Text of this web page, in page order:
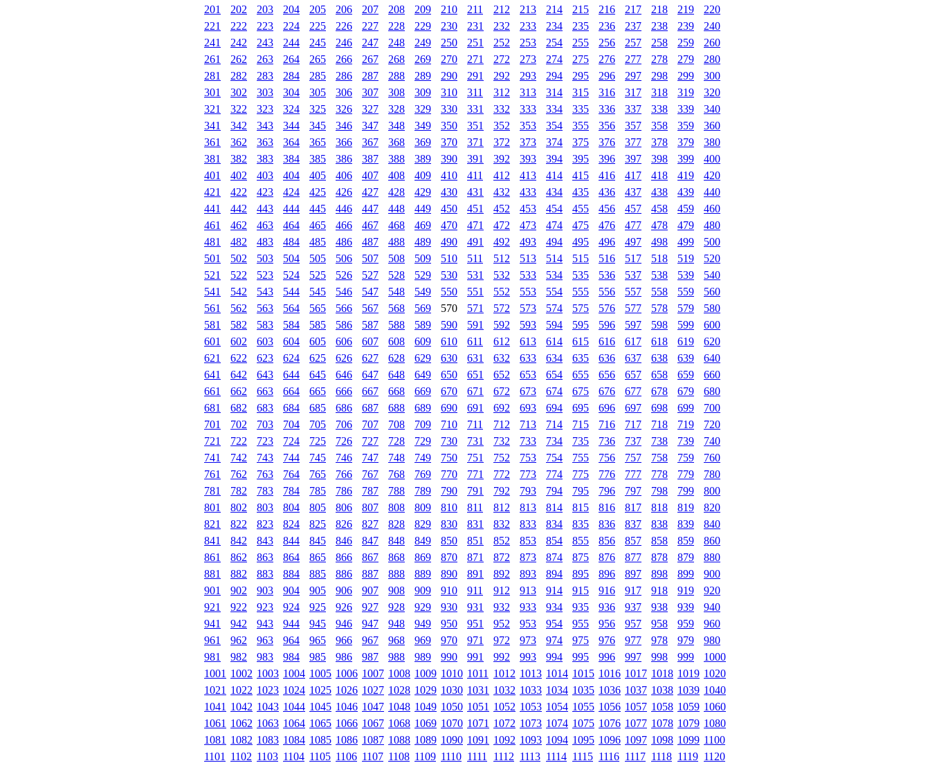
201
202 203 204 205 206 207 208 209 210 211 212 213 214 215 216 217 218 219
220
221
222 223 224 225 226 227 228 229 230 231 232 233 234 235 236 237 238 239
240
241
242 243 244 245 246 247 248 249 250 251 252 253 254 255 256 257 258 259
260
261
262 263 264 265 266 267 268 269 270 271 272 273 274 275 276 277 278 279
280
281
282 283 284 285 286 287 288 289 290 291 292 293 294 295 296 297 298 299
300
301
302 303 304 305 306 307 308 309 310 311 312 313 314 315 316 317 318 319
320
321
322 323 324 325 326 327 328 329 330 331 332 333 334 335 336 337 338 339
340
341
342 343 344 345 346 347 348 349 350 351 352 353 354 355 356 357 358 359
360
361
362 363 364 365 366 367 368 369 370 371 372 373 374 375 376 377 378 379
380
381
382 383 384 385 386 387 388 389 390 391 392 393 394 395 396 397 398 399
400
401
402 403 404 405 406 407 408 409 410 411 412 413 414 415 416 417 418 419
420
421
422 423 424 425 426 427 428 429 430 431 432 433 434 435 436 437 438 439
440
441
442 443 444 445 446 447 448 449 450 451 452 453 454 455 456 457 458 459
460
461
462 463 464 465 466 467 468 469 470 471 472 473 474 475 476 477 478 479
480
481
482 483 484 485 486 487 488 489 490 491 492 493 494 495 496 497 498 499
500
501
502 503 504 505 506 507 508 509 510 511 512 513 514 515 516 517 518 519
520
521
522 523 524 525 526 527 528 529 530 531 532 533 534 535 536 537 538 539
540
541
542 543 544 545 546 547 548 549 550 551 552 553 554 555 556 557 558 559
560
561
562 563 564 565 566 567 568 569 570 571 572 573 574 575 576 577 578 579
580
581
582 583 584 585 586 587 588 589 590 591 592 593 594 595 596 597 598 599
600
601
602 603 604 605 606 607 608 609 610 611 612 613 614 615 616 617 618 619
620
621
622 623 624 625 626 627 628 629 630 631 632 633 634 635 636 637 638 639
640
641
642 643 644 645 646 647 648 649 650 651 652 653 654 655 656 657 658 659
660
661
662 663 664 665 666 667 668 669 670 671 672 673 674 675 676 677 678 679
680
681
682 683 684 685 686 687 688 689 690 691 692 693 694 695 696 697 698 699
700
701
702 703 704 705 706 707 708 709 710 711 712 713 714 715 716 717 718 719
720
721
722 723 724 725 726 727 728 729 730 731 732 733 734 735 736 737 738 739
740
741
742 743 744 745 746 747 748 749 750 751 752 753 754 755 756 757 758 759
760
761
762 763 764 765 766 767 768 769 770 771 772 773 774 775 776 777 778 779
780
781
782 783 784 785 786 787 788 789 790 791 792 793 794 795 796 797 798 799
800
801
802 803 804 805 806 807 808 809 810 811 812 813 814 815 816 817 818 819
820
821
822 823 824 825 826 827 828 829 830 831 832 833 834 835 836 837 838 839
840
841
842 843 844 845 846 847 848 849 850 851 852 853 854 855 856 857 858 859
860
861
862 863 864 865 866 867 868 869 870 871 872 873 874 875 876 877 878 879
880
881
882 883 884 885 886 887 888 889 890 891 892 893 894 895 896 897 898 899
900
901
902 903 904 905 906 907 908 909 910 911 912 913 914 915 916 917 918 919
920
921
922 923 924 925 926 927 928 929 930 931 932 933 934 935 936 937 938 939
940
941
942 943 944 945 946 947 948 949 950 951 952 953 954 955 956 957 958 959
960
961
962 963 964 965 966 967 968 969 970 971 972 973 974 975 976 977 978 979
980
981
982 983 984 985 986 987 988 989 990 991 992 993 994 995 996 997 998 999
1000
1001 1002 1003 1004 1005 1006 1007 1008 1009 1010 1011 1012 1013 1014 1015 1016 1017 1018 1019 1020
1021 1022 1023 1024 1025 1026 1027 1028 1029 1030 1031 1032 1033 1034 1035 1036 1037 1038 1039 1040
1041 1042 1043 1044 1045 1046 1047 1048 1049 1050 1051 1052 1053 1054 1055 1056 1057 1058 1059 1060
1061 1062 1063 1064 1065 1066 1067 1068 1069 1070 1071 1072 1073 1074 1075 1076 1077 1078 1079 1080
1081 1082 1083 1084 1085 1086 1087 1088 1089 1090 1091 1092 1093 1094 1095 1096 1097 1098 1099 1100
1101
1102 1103 1104 1105 1106 1107 1108 1109 1110 1111 1112 1113 1114 1115 1116 1117 1118 1119 1120